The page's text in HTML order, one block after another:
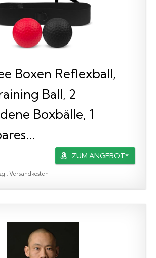
Boxen Reflexball,
Ball, 2
Boxbälle, 1
ZUM ANGEBOT*
Versandkosten